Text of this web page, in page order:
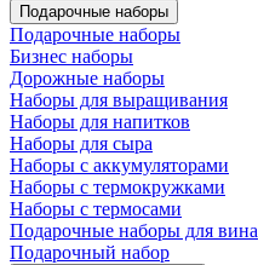
Подарочные наборы
Подарочные наборы
Бизнес наборы
Дорожные наборы
Наборы для выращивания
Наборы для напитков
Наборы для сыра
Наборы с аккумуляторами
Наборы с термокружками
Наборы с термосами
Подарочные наборы для вина
Подарочный набор